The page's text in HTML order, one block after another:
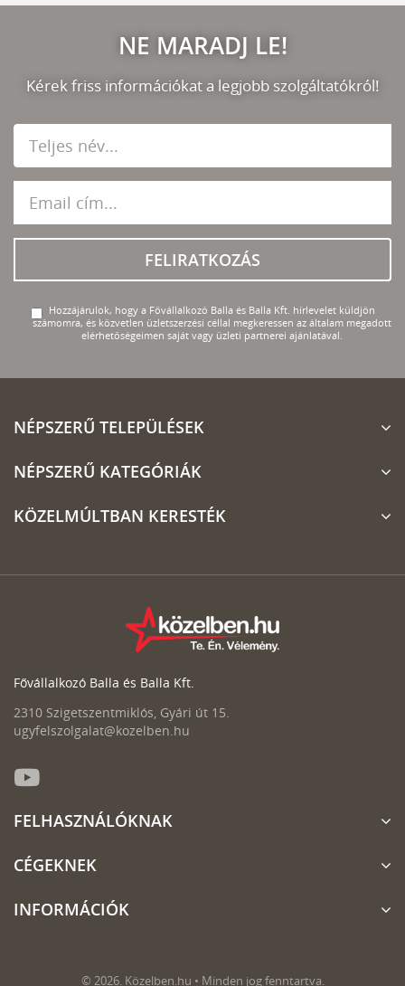
NE MARADJ LE!
Kérek friss információkat a legjobb szolgáltatókról!
FELIRATKOZÁS
Hozzájárulok, hogy a Fővállalkozó Balla és Balla Kft. hírlevelet küldjön
számomra, és közvetlen üzletszerzési céllal megkeressen az általam megadott
elérhetőségeimen saját vagy üzleti partnerei ajánlatával.
NÉPSZERŰ TELEPÜLÉSEK
NÉPSZERŰ KATEGÓRIÁK
KÖZELMÚLTBAN KERESTÉK
Fővállalkozó Balla és Balla Kft.
2310 Szigetszentmiklós, Gyári út 15.
ugyfelszolgalat@kozelben.hu
FELHASZNÁLÓKNAK
CÉGEKNEK
INFORMÁCIÓK
© 2026. Közelben.hu • Minden jog fenntartva.